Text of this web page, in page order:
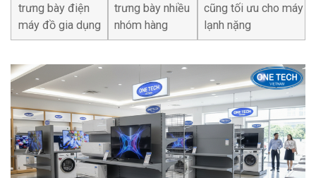
trưng bày điện
máy đồ gia dụng
trưng bày nhiều
nhóm hàng
cũng tối ưu cho máy
lạnh nặng